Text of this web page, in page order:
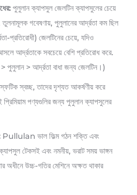
পুলুলান ক্যাপসুল জেলটিন ক্যাপসুলের চেয়ে
গবেষণায়, পুলুলানের আর্দ্রতা কম ছিল
প্রতিরোধী) জেলটিনের চেয়ে, যদিও
আর্দ্রতাকে সবচেয়ে বেশি প্রতিরোধ করে.
পুলুলান > আর্দ্রতা বাধা জন্য জেলটিন।)
স্বচ্ছ, তাদের দৃশ্যত আকর্ষণীয় করে
প্রিমিয়াম পণ্যগুলির জন্য পুলুলান ক্যাপসুলের
Pullulan ভাল ফিল্ম গঠন শক্তি এবং
টেকসই এবং নমনীয়, ভরাট সময় ভাঙ্গন
অধীনে উচ্চ-গতির মেশিনে অক্ষত থাকার